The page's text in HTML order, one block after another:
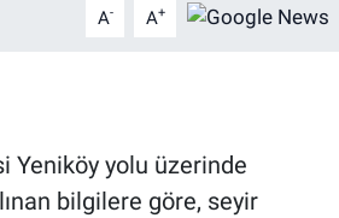
A- A+
Yeniköy yolu üzerinde
bilgilere göre, seyir